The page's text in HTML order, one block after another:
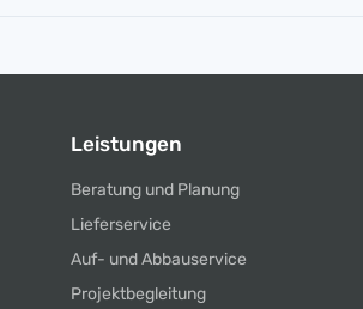
Leistungen
Beratung und Planung
Lieferservice
Auf- und Abbauservice
Projektbegleitung